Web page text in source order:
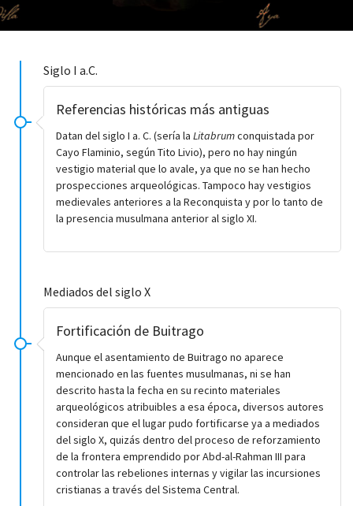
Siglo I a.C.
Referencias históricas más antiguas
Datan del siglo I a. C. (sería la Litabrumconquistada por
Cayo Flaminio, según Tito Livio), pero no hay ningún
vestigio material que lo avale, ya que no se han hecho
prospecciones arqueológicas. Tampoco hay vestigios
medievales anteriores a la Reconquista y por lo tanto de
la presencia musulmana anterior al siglo XI.
Mediados del siglo X
Fortificación de Buitrago
Aunque el asentamiento de Buitrago no aparece
mencionado en las fuentes musulmanas, ni se han
descrito hasta la fecha en su recinto materiales
arqueológicos atribuibles a esa época, diversos autores
consideran que el lugar pudo fortificarse ya a mediados
del siglo X, quizás dentro del proceso de reforzamiento
de la frontera emprendido por Abd-al-Rahman III para
controlar las rebeliones internas y vigilar las incursiones
cristianas a través del Sistema Central.